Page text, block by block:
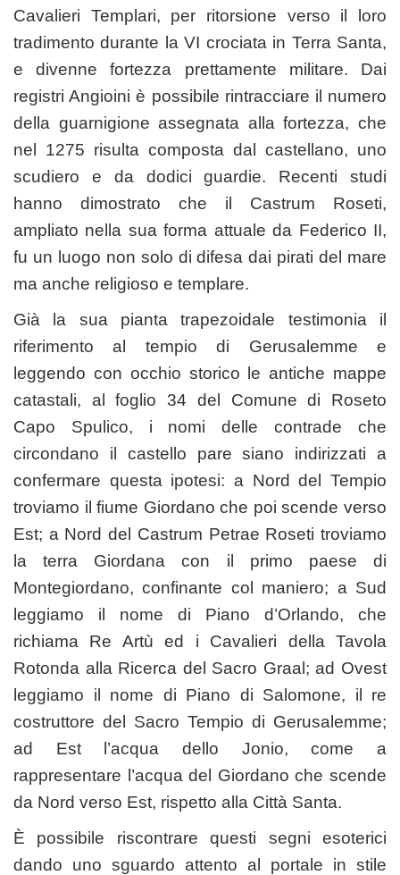
Cavalieri Templari, per ritorsione verso il loro
tradimento durante la VI crociata in Terra Santa,
e divenne fortezza prettamente militare. Dai
registri Angioini è possibile rintracciare il numero
della guarnigione assegnata alla fortezza, che
nel 1275 risulta composta dal castellano, uno
scudiero e da dodici guardie. Recenti studi
hanno dimostrato che il Castrum Roseti,
ampliato nella sua forma attuale da Federico II,
fu un luogo non solo di difesa dai pirati del mare
ma anche religioso e templare.
Già la sua pianta trapezoidale testimonia il
riferimento al tempio di Gerusalemme e
leggendo con occhio storico le antiche mappe
catastali, al foglio 34 del Comune di Roseto
Capo Spulico, i nomi delle contrade che
circondano il castello pare siano indirizzati a
confermare questa ipotesi: a Nord del Tempio
troviamo il fiume Giordano che poi scende verso
Est; a Nord del Castrum Petrae Roseti troviamo
la terra Giordana con il primo paese di
Montegiordano, confinante col maniero; a Sud
leggiamo il nome di Piano d’Orlando, che
richiama Re Artù ed i Cavalieri della Tavola
Rotonda alla Ricerca del Sacro Graal; ad Ovest
leggiamo il nome di Piano di Salomone, il re
costruttore del Sacro Tempio di Gerusalemme;
ad Est l’acqua dello Jonio, come a
rappresentare l’acqua del Giordano che scende
da Nord verso Est, rispetto alla Città Santa.
È possibile riscontrare questi segni esoterici
dando uno sguardo attento al portale in stile